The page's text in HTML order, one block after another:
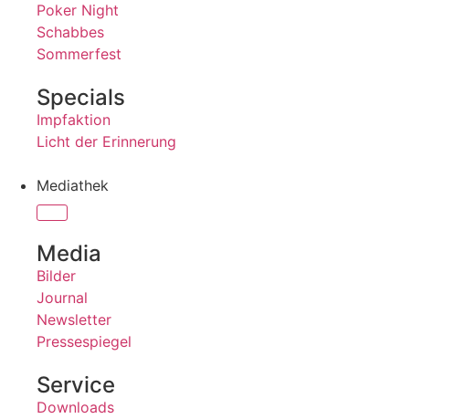
Poker Night
Schabbes
Sommerfest
Specials
Impfaktion
Licht der Erinnerung
Mediathek
Media
Bilder
Journal
Newsletter
Pressespiegel
Service
Downloads